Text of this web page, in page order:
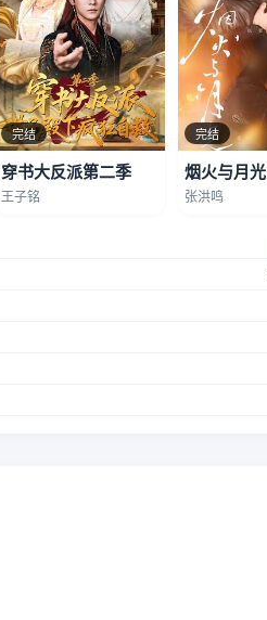
完结
穿书大反派第二季
王子铭
完结
烟火与月光
张洪鸣